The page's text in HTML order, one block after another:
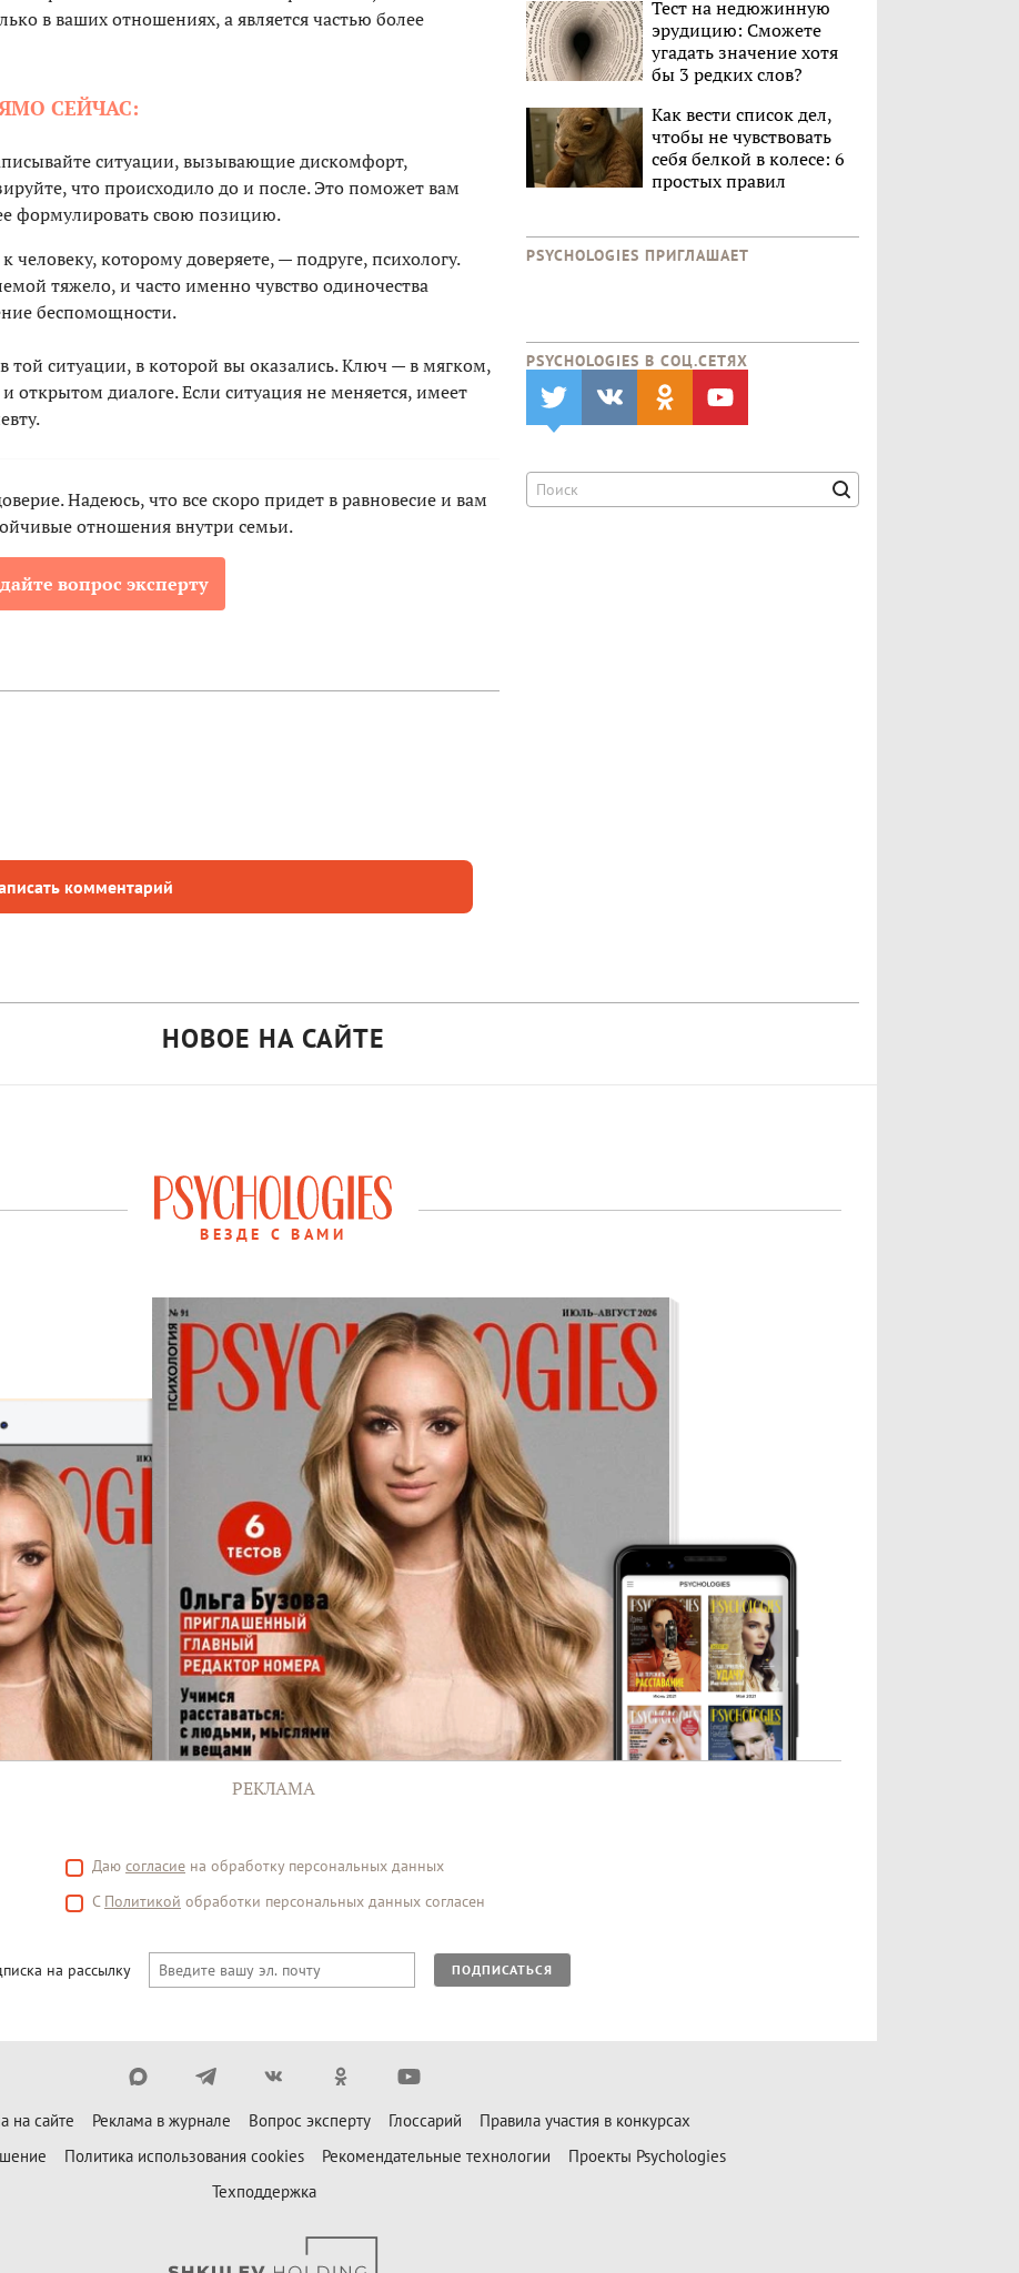
в ваших отношениях, а является частью более
СЕЙЧАС:
ситуации, вызывающие дискомфорт,
что происходило до и после. Это поможет вам
формулировать свою позицию.
человеку, которому доверяете, — подруге, психологу.
тяжело, и часто именно чувство одиночества
беспомощности.
ситуации, в которой вы оказались. Ключ — в мягком,
открытом диалоге. Если ситуация не меняется, имеет
Надеюсь, что все скоро придет в равновесие и вам
отношения внутри семьи.
вопрос эксперту
комментарий
Тест на недюжинную
эрудицию: Сможете
угадать значение хотя
бы 3 редких слов?
Как вести список дел,
чтобы не чувствовать
себя белкой в колесе: 6
простых правил
PSYCHOLOGIES ПРИГЛАШАЕТ
PSYCHOLOGIES В CОЦ.СЕТЯХ
НОВОЕ НА САЙТЕ
ВЕЗДЕ С ВАМИ
РЕКЛАМА
Даю согласие на обработку персональных данных
С Политикой обработки персональных данных согласен
на рассылку ПОДПИСАТЬСЯ
на сайте Реклама в журнале Вопрос эксперту Глоссарий
Правила участия в конкурсах
Политика использования cookies Рекомендательные технологии
Проекты Psychologies
Техподдержка